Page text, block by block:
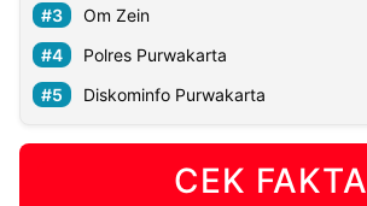
Om Zein
Polres Purwakarta
Diskominfo Purwakarta
CEK FAKTA